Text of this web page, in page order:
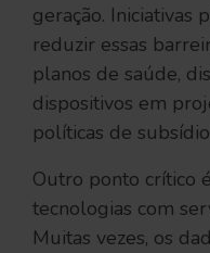
geração. Iniciativas
reduzir essas
planos de saúde,
dispositivos em
políticas de
Outro ponto crítico
tecnologias com
Muitas vezes, os